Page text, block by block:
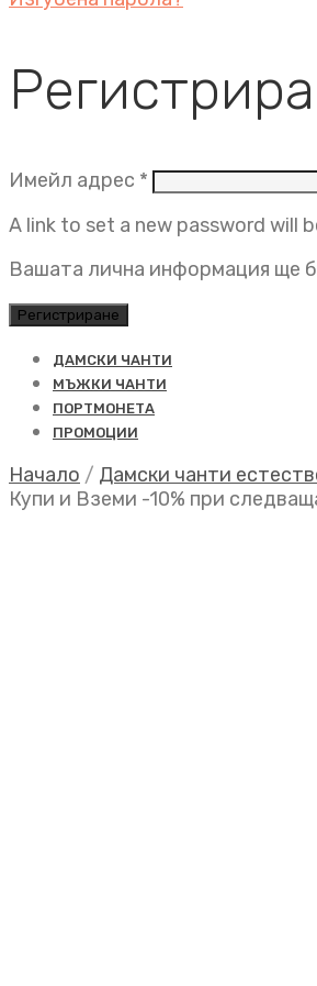
Имейл адрес * Задължително
A link to set a new password will
Вашата лична информация ще
Регистриране
ДАМСКИ ЧАНТИ
МЪЖКИ ЧАНТИ
ПОРТМОНЕТА
ПРОМОЦИИ
Начало / Дамски чанти
Купи и Вземи -10% при